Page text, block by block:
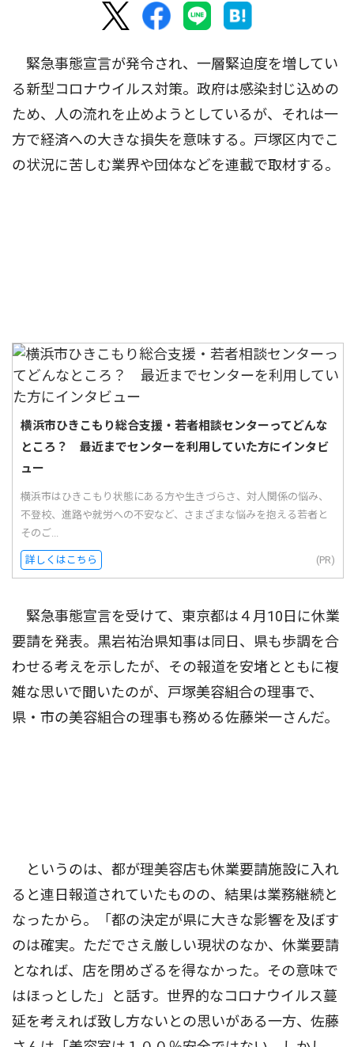
緊急事態宣言が発令され、一層緊迫度を増してい
る新型コロナウイルス対策。政府は感染封じ込めの
ため、人の流れを止めようとしているが、それは一
方で経済への大きな損失を意味する。戸塚区内でこ
の状況に苦しむ業界や団体などを連載で取材する。
横浜市ひきこもり総合支援・若者相談センターってどんな
ところ？ 最近までセンターを利用していた方にインタビ
ュー
横浜市はひきこもり状態にある方や生きづらさ、対人関係の悩み、
不登校、進路や就労への不安など、さまざまな悩みを抱える若者と
そのご...
詳しくはこちら (PR)
緊急事態宣言を受けて、東京都は４月10日に休業
要請を発表。黒岩祐治県知事は同日、県も歩調を合
わせる考えを示したが、その報道を安堵とともに複
雑な思いで聞いたのが、戸塚美容組合の理事で、
県・市の美容組合の理事も務める佐藤栄一さんだ。
というのは、都が理美容店も休業要請施設に入れ
ると連日報道されていたものの、結果は業務継続と
なったから。「都の決定が県に大きな影響を及ぼす
のは確実。ただでさえ厳しい現状のなか、休業要請
となれば、店を閉めざるを得なかった。その意味で
はほっとした」と話す。世界的なコロナウイルス蔓
延を考えれば致し方ないとの思いがある一方、佐藤